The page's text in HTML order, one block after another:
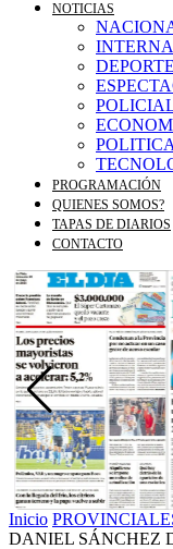
NOTICIAS
POLITICA
PROGRAMACIÓN
QUIENES SOMOS?
TAPAS DE DIARIOS
CONTACTO
Inicio
DANIEL SÁNCHEZ